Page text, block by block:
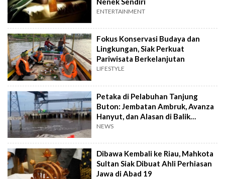
ENTERTAINMENT
Fokus Konservasi Budaya dan
Lingkungan, Siak Perkuat
Pariwisata Berkelanjutan
LIFESTYLE
Petaka di Pelabuhan Tanjung
Buton: Jembatan Ambruk, Avanza
Hanyut, dan Alasan di Balik
Tragedi
NEWS
Dibawa Kembali ke Riau, Mahkota
Sultan Siak Dibuat Ahli Perhiasan
Jawa di Abad 19